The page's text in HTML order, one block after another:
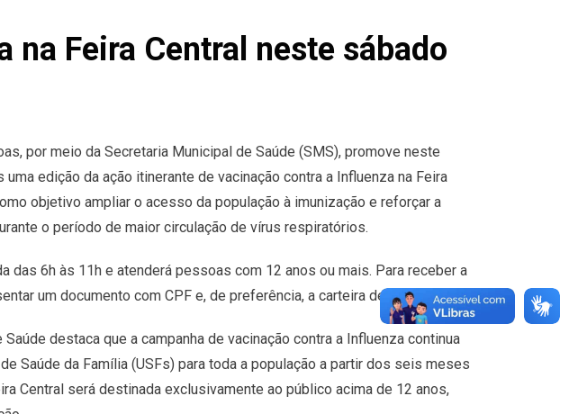
Feira Central neste sábado
por meio da Secretaria Municipal de Saúde (SMS), promove neste
uma edição da ação itinerante de vacinação contra a Influenza na Feira
objetivo ampliar o acesso da população à imunização e reforçar a
o período de maior circulação de vírus respiratórios.
das 6h às 11h e atenderá pessoas com 12 anos ou mais. Para receber a
um documento com CPF e, de preferência, a carteira de vacinação.
destaca que a campanha de vacinação contra a Influenza continua
Saúde da Família (USFs) para toda a população a partir dos seis meses
Central será destinada exclusivamente ao público acima de 12 anos,